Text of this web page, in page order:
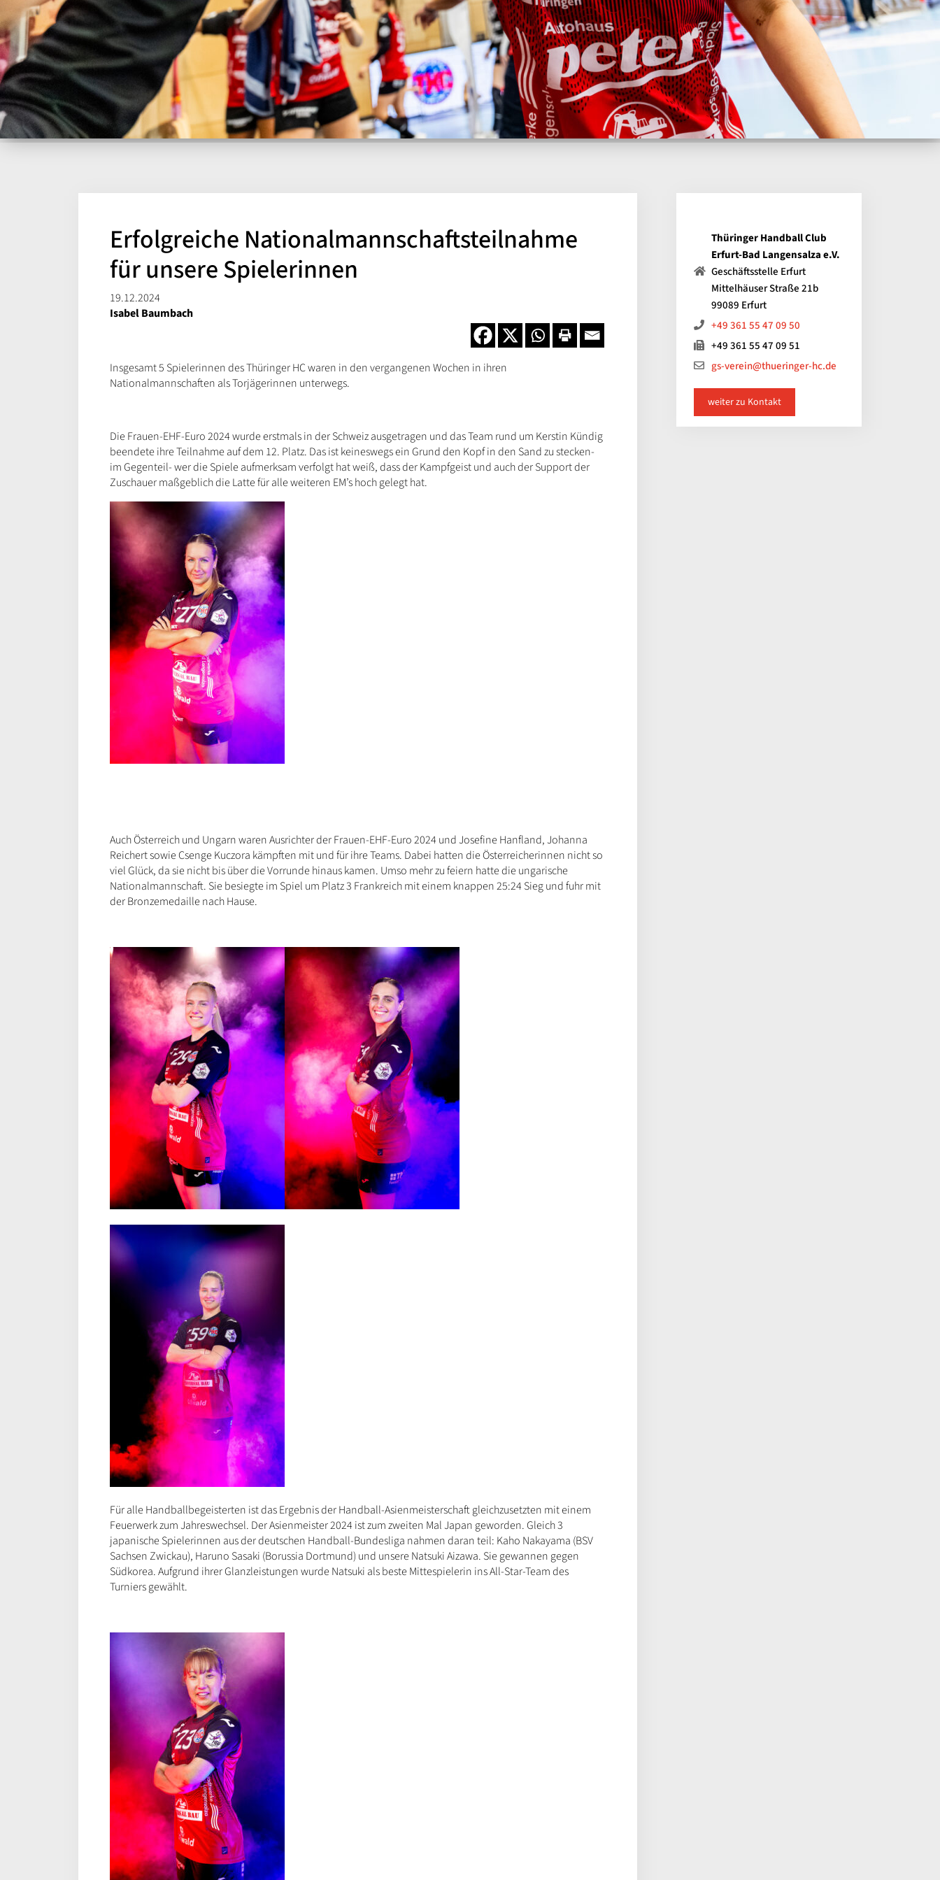
Erfolgreiche Nationalmannschaftsteilnahme
für unsere Spielerinnen
19.12.2024
Isabel Baumbach
Insgesamt 5 Spielerinnen des Thüringer HC waren in den vergangenen Wochen in ihren
Nationalmannschaften als Torjägerinnen unterwegs.
Die Frauen-EHF-Euro 2024 wurde erstmals in der Schweiz ausgetragen und das Team rund um Kerstin Kündig
beendete ihre Teilnahme auf dem 12. Platz. Das ist keineswegs ein Grund den Kopf in den Sand zu stecken-
im Gegenteil- wer die Spiele aufmerksam verfolgt hat weiß, dass der Kampfgeist und auch der Support der
Zuschauer maßgeblich die Latte für alle weiteren EM’s hoch gelegt hat.
Auch Österreich und Ungarn waren Ausrichter der Frauen-EHF-Euro 2024 und Josefine Hanfland, Johanna
Reichert sowie Csenge Kuczora kämpften mit und für ihre Teams. Dabei hatten die Österreicherinnen nicht so
viel Glück, da sie nicht bis über die Vorrunde hinaus kamen. Umso mehr zu feiern hatte die ungarische
Nationalmannschaft. Sie besiegte im Spiel um Platz 3 Frankreich mit einem knappen 25:24 Sieg und fuhr mit
der Bronzemedaille nach Hause.
Für alle Handballbegeisterten ist das Ergebnis der Handball-Asienmeisterschaft gleichzusetzten mit einem
Feuerwerk zum Jahreswechsel. Der Asienmeister 2024 ist zum zweiten Mal Japan geworden. Gleich 3
japanische Spielerinnen aus der deutschen Handball-Bundesliga nahmen daran teil: Kaho Nakayama (BSV
Sachsen Zwickau), Haruno Sasaki (Borussia Dortmund) und unsere Natsuki Aizawa. Sie gewannen gegen
Südkorea. Aufgrund ihrer Glanzleistungen wurde Natsuki als beste Mittespielerin ins All-Star-Team des
Turniers gewählt.
Thüringer Handball Club
Erfurt-Bad Langensalza e.V.
Geschäftsstelle Erfurt
Mittelhäuser Straße 21b
99089 Erfurt
+49 361 55 47 09 50
+49 361 55 47 09 51
gs-verein@thueringer-hc.de
weiter zu Kontakt